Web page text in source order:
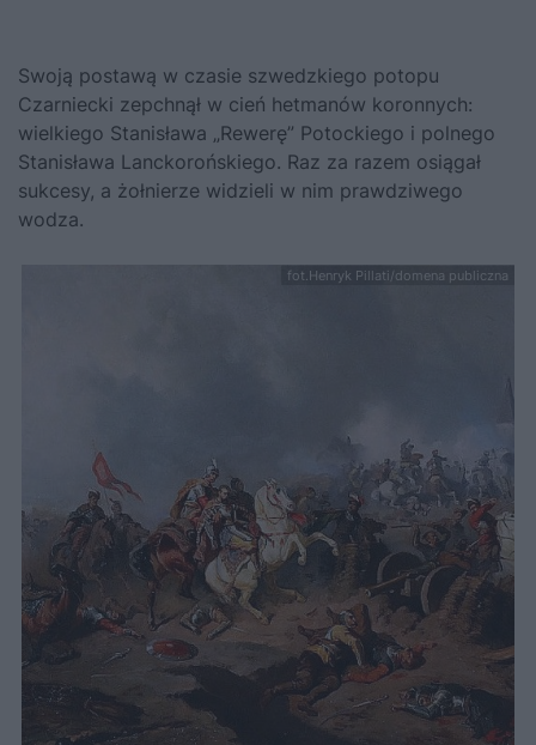
Swoją postawą w czasie szwedzkiego potopu
Czarniecki zepchnął w cień hetmanów koronnych:
wielkiego Stanisława „Rewerę” Potockiego i polnego
Stanisława Lanckorońskiego. Raz za razem osiągał
sukcesy, a żołnierze widzieli w nim prawdziwego
wodza.
fot.Henryk Pillati/domena publiczna